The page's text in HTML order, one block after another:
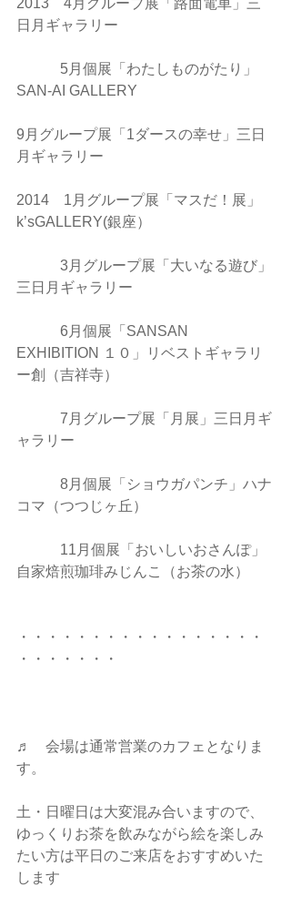
2013　4月グループ展「路面電車」三
日月ギャラリー
5月個展「わたしものがたり」
SAN-AI GALLERY
9月グループ展「1ダースの幸せ」三日
月ギャラリー
2014　1月グループ展「マスだ！展」
k’sGALLERY(銀座）
3月グループ展「大いなる遊び」
三日月ギャラリー
6月個展「SANSAN
EXHIBITION １０」リベストギャラリ
ー創（吉祥寺）
7月グループ展「月展」三日月ギ
ャラリー
8月個展「ショウガパンチ」ハナ
コマ（つつじヶ丘）
11月個展「おいしいおさんぽ」
自家焙煎珈琲みじんこ（お茶の水）
・・・・・・・・・・・・・・・・・
・・・・・・・
♬　会場は通常営業のカフェとなりま
す。
土・日曜日は大変混み合いますので、
ゆっくりお茶を飲みながら絵を楽しみ
たい方は平日のご来店をおすすめいた
します